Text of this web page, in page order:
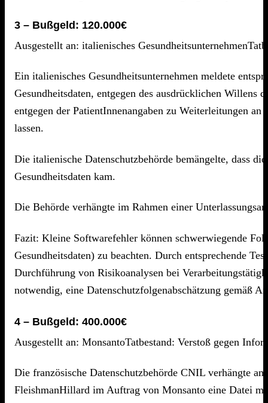
3 – Bußgeld: 120.000€
Ausgestellt an: italienisches
Ein italienisches Gesundheitsunternehmen meldete
Gesundheitsdaten, entgegen des ausdrücklichen Willens
entgegen der PatientInnenangaben zu Weiterleitungen
lassen.
Die italienische Datenschutzbehörde bemängelte, dass
Gesundheitsdaten kam.
Die Behörde verhängte im Rahmen einer
Fazit: Kleine Softwarefehler können schwerwiegende
Gesundheitsdaten) zu beachten. Durch entsprechende
Durchführung von Risikoanalysen bei
notwendig, eine Datenschutzfolgenabschätzung gemäß
4 – Bußgeld: 400.000€
Ausgestellt an: MonsantoTatbestand: Verstoß gegen
Die französische Datenschutzbehörde CNIL verhängte
FleishmanHillard im Auftrag von Monsanto eine Datei